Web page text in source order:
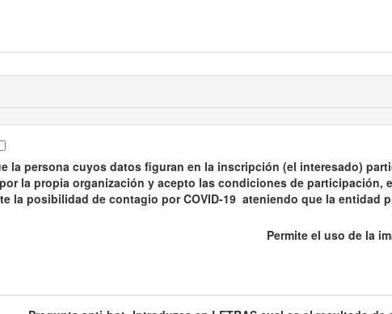
la persona cuyos datos figuran en la inscripción (el interesado)
la propia organización y acepto las condiciones de participación,
la posibilidad de contagio por COVID-19 ateniendo que la entidad
Permite el uso de la